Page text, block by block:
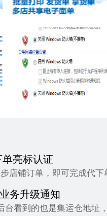
精打教程(246)抖音无店铺
子面单授权
单亮标认证
店铺订单，即可完成代
务升级通知
台看到的也是集运仓地址